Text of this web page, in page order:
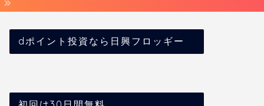
dポイント投資なら日興フロッギー